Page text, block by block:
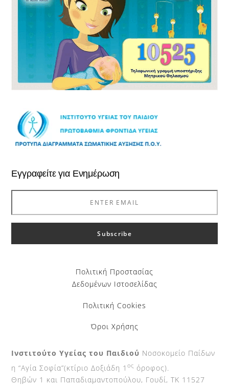
Εγγραφείτε για Ενημέρωση
Πολιτική Προστασίας
Δεδομένων Ιστοσελίδας
Πολιτική Cookies
Όροι Χρήσης
Ινστιτούτο Υγείας του Παιδιού Νοσοκομείο Παίδων
η “Αγία Σοφία”(κτίριο Δοξιάδη 1ος όροφος).
Θηβών 1 και Παπαδιαμαντοπούλου, Γουδί, ΤΚ 11527